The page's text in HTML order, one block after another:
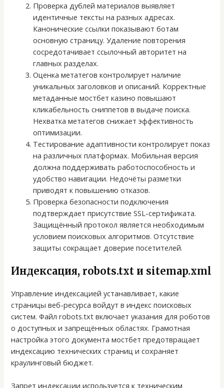
Проверка дублей материалов выявляет
идентичные тексты на разных адресах.
Канонические ссылки показывают ботам
основную страницу. Удаление повторения
сосредотачивает ссылочный авторитет на
главных разделах.
Оценка метатегов контролирует наличие
уникальных заголовков и описаний. Корректные
метаданные мостбет казино повышают
кликабельность сниппетов в выдаче поиска.
Нехватка метатегов снижает эффективность
оптимизации.
Тестирование адаптивности контролирует показ
на различных платформах. Мобильная версия
должна поддерживать работоспособность и
удобство навигации. Недочёты разметки
приводят к повышению отказов.
Проверка безопасности подключения
подтверждает присутствие SSL-сертификата.
Защищённый протокол является необходимым
условием поисковых алгоритмов. Отсутствие
защиты сокращает доверие посетителей.
Индексация, robots.txt и sitemap.xml
Управление индексацией устанавливает, какие
страницы веб-ресурса войдут в индекс поисковых
систем. Файл robots.txt включает указания для роботов
о доступных и запрещённых областях. Грамотная
настройка этого документа мостбет предотвращает
индексацию технических страниц и сохраняет
краулинговый бюджет.
Запрет индексации используется к техническим